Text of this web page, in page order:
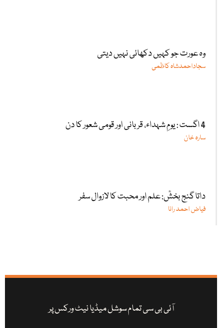
وہ عورت جو کہیں دکھائی نہیں دیتی
سجاداحمدشاہ کاظمی
4 اگست : یومِ شہداء، قربانی اور قومی شعور کا دن
سارہ خان
داتا گنج بخشؒ: علم اور محبت کا لازوال سفر
فیاض احمد رانا
آئی بی سی تمام سوشل میڈیا نیٹ ورکس پر